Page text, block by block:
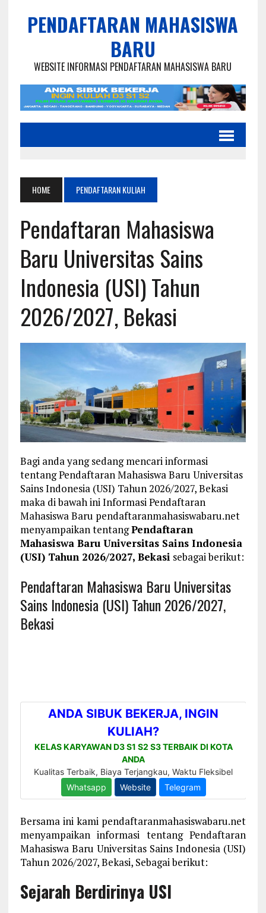
PENDAFTARAN MAHASISWA
BARU
WEBSITE INFORMASI PENDAFTARAN MAHASISWA BARU
HOME PENDAFTARAN KULIAH
Pendaftaran Mahasiswa
Baru Universitas Sains
Indonesia (USI) Tahun
2026/2027, Bekasi
Bagi anda yang sedang mencari informasi
tentang Pendaftaran Mahasiswa Baru Universitas
Sains Indonesia (USI) Tahun 2026/2027, Bekasi
maka di bawah ini Informasi Pendaftaran
Mahasiswa Baru pendaftaranmahasiswabaru.net
menyampaikan tentangPendaftaran
Mahasiswa Baru Universitas Sains Indonesia
(USI) Tahun 2026/2027, Bekasi sebagai berikut:
Pendaftaran Mahasiswa Baru Universitas
Sains Indonesia (USI) Tahun 2026/2027,
Bekasi
Bersama ini kami pendaftaranmahasiswabaru.net
menyampaikan informasi tentang Pendaftaran
Mahasiswa Baru Universitas Sains Indonesia (USI)
Tahun 2026/2027, Bekasi, Sebagai berikut:
Sejarah Berdirinya USI